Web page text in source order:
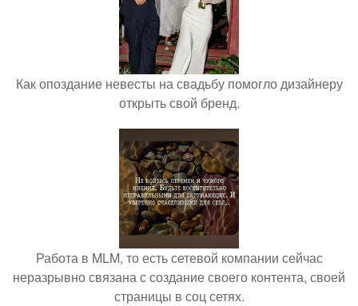
Как опоздание невесты на свадьбу помогло дизайнеру
открыть свой бренд.
Работа в MLM, то есть сетевой компании сейчас
неразрывно связана с создание своего контента, своей
страницы в соц сетях.